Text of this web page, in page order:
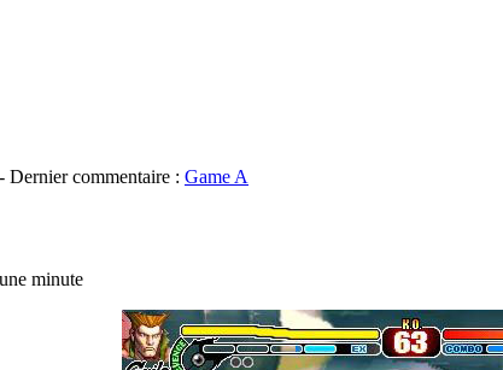
Dernier commentaire : Game A
minute